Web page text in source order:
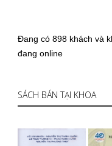
Đang có 898 khách và
đang online
SÁCH BÁN TẠI KHOA